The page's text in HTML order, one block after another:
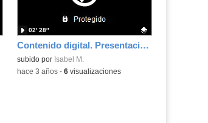
Contenido digital. Presentación.
Contenido educativo.
subido por Isabel M.
02′ 28″
-hace 3 años- 6visualizaciones